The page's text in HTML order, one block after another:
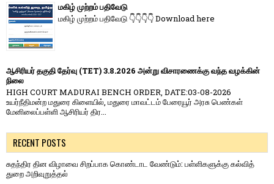
மகிழ் முற்றம் பதிவேடு
மகிழ் முற்றம் பதிவேடு 👇👇👇👇 Download here
ஆசிரியர் தகுதி தேர்வு (TET) 3.8.2026 அன்று விசாரணைக்கு வந்த வழக்கின்
நிலை
HIGH COURT MADURAI BENCH ORDER, DATE:03-08-2026
உயர்நீதிமன்ற மதுரை கிளையில், மதுரை மாவட்டம் பேரையூர் அரசு பெண்கள்
மேனிலைப்பள்ளி ஆசிரியர் திர...
RECENT POSTS
சுதந்திர தின விழாவை சிறப்பாக கொண்டாட வேண்டும்: பள்ளிகளுக்கு கல்வித்
துறை அறிவுறுத்தல்